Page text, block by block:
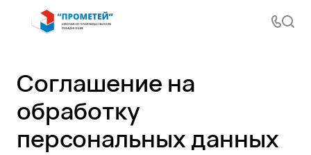
Соглашение на
обработку
персональных данных